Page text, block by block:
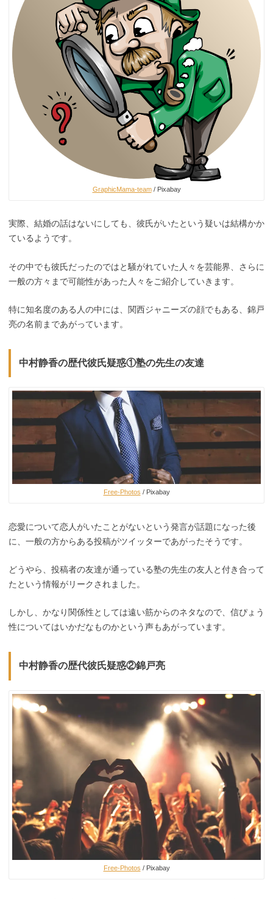
GraphicMama-team/ Pixabay
実際、結婚の話はないにしても、彼氏がいたという疑いは結構かか
ているようです。
その中でも彼氏だったのではと騒がれていた人々を芸能界、さらに
一般の方々まで可能性があった人々をご紹介していきます。
特に知名度のある人の中には、関西ジャニーズの顔でもある、錦戸
亮の名前まであがっています。
中村静香の歴代彼氏疑惑①塾の先生の友達
Free-Photos / Pixabay
恋愛について恋人がいたことがないという発言が話題になった後
に、一般の方からある投稿がツイッターであがったそうです。
どうやら、投稿者の友達が通っている塾の先生の友人と付き合って
たという情報がリークされました。
しかし、かなり関係性としては遠い筋からのネタなので、信ぴょう
性についてはいかだなものかという声もあがっています。
中村静香の歴代彼氏疑惑②錦戸亮
Free-Photos / Pixabay